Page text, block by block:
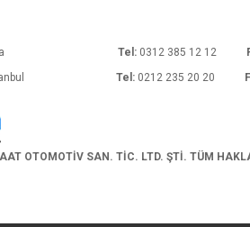
No: 54 Ankara Tel: 0312 385 12 12
İstanbul Tel: 0212 235 20 20
OTOMOTİV SAN. TİC. LTD. ŞTİ. TÜM